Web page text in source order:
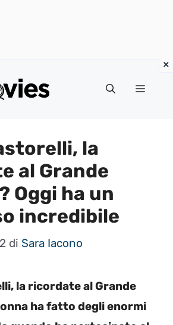
Menu
la
al Grande
Oggi ha un
incredibile
di Sara Iacono
la ricordate al Grande
ha fatto degli enormi